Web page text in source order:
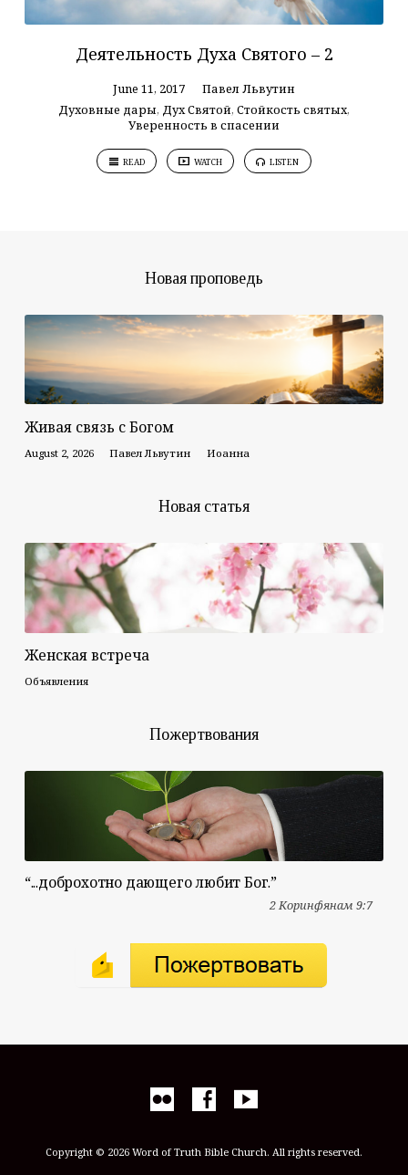
Деятельность Духа Святого – 2
June 11, 2017
Павел Львутин
Духовные дары, Дух Святой, Стойкость святых,
Уверенность в спасении
READ WATCH LISTEN
Новая проповедь
Живая связь с Богом
August 2, 2026 Павел Львутин Иоанна
Новая статья
Женская встреча
Объявления
Пожертвования
“...доброхотно дающего любит Бог.”
2 Коринфянам 9:7
Copyright © 2026 Word of Truth Bible Church. All rights reserved.